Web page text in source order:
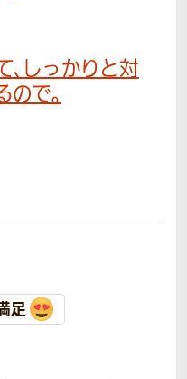
しっかりと対
で。
足